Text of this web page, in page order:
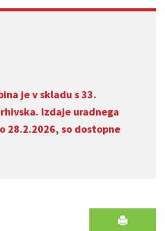
je v skladu s 33.
Izdaje uradnega
28.2.2026, so dostopne